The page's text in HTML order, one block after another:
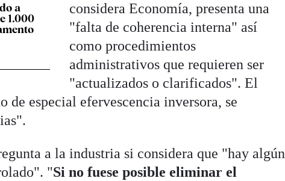
a
1.000
considera Economía, presenta una
"falta de coherencia interna" así
como procedimientos
administrativos que requieren ser
"actualizados o clarificados". El
de especial efervescencia inversora, se
a la industria si considera que "hay algún
"Si no fuese posible eliminar el